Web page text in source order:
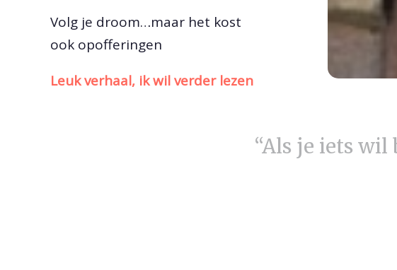
Volg je droom…maar het kost
ook opofferingen
Leuk verhaal, ik wil verder lezen
“Als je iets wil